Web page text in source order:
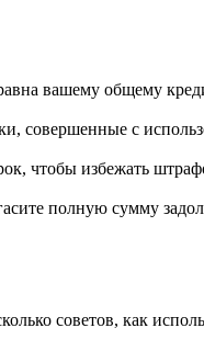
вашему общему
совершенные с
чтобы избежать
полную сумму
советов, как